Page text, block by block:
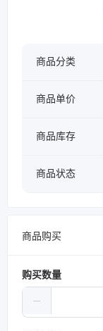
商品分类
商品单价
商品库存
商品状态
商品购买
购买数量